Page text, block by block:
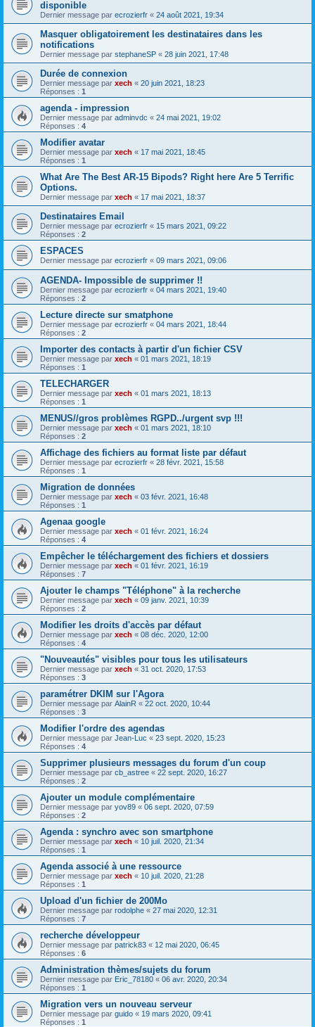
disponible
Dernier message par ecrozierfr « 24 août 2021, 19:34
Masquer obligatoirement les destinataires dans les
notifications
Dernier message par stephaneSP « 28 juin 2021, 17:48
Durée de connexion
Dernier message par xech « 20 juin 2021, 18:23
Réponses : 1
agenda - impression
Dernier message par adminvdc « 24 mai 2021, 19:02
Réponses : 4
Modifier avatar
Dernier message par xech « 17 mai 2021, 18:45
Réponses : 1
What Are The Best AR-15 Bipods? Right here Are 5 Terrific
Options.
Dernier message par xech « 17 mai 2021, 18:37
Destinataires Email
Dernier message par ecrozierfr « 15 mars 2021, 09:22
Réponses : 2
ESPACES
Dernier message par ecrozierfr « 09 mars 2021, 09:06
AGENDA- Impossible de supprimer !!
Dernier message par ecrozierfr « 04 mars 2021, 19:40
Réponses : 2
Lecture directe sur smatphone
Dernier message par ecrozierfr « 04 mars 2021, 18:44
Réponses : 2
Importer des contacts à partir d'un fichier CSV
Dernier message par xech « 01 mars 2021, 18:19
Réponses : 1
TELECHARGER
Dernier message par xech « 01 mars 2021, 18:13
Réponses : 1
MENUS//gros problèmes RGPD../urgent svp !!!
Dernier message par xech « 01 mars 2021, 18:10
Réponses : 2
Affichage des fichiers au format liste par défaut
Dernier message par ecrozierfr « 28 févr. 2021, 15:58
Réponses : 1
Migration de données
Dernier message par xech « 03 févr. 2021, 16:48
Réponses : 1
Agenaa google
Dernier message par xech « 01 févr. 2021, 16:24
Réponses : 4
Empêcher le téléchargement des fichiers et dossiers
Dernier message par xech « 01 févr. 2021, 16:19
Réponses : 7
Ajouter le champs "Téléphone" à la recherche
Dernier message par xech « 09 janv. 2021, 10:39
Réponses : 2
Modifier les droits d'accès par défaut
Dernier message par xech « 08 déc. 2020, 12:00
Réponses : 4
"Nouveautés" visibles pour tous les utilisateurs
Dernier message par xech « 31 oct. 2020, 17:53
Réponses : 3
paramétrer DKIM sur l'Agora
Dernier message par AlainR « 22 oct. 2020, 10:44
Réponses : 3
Modifier l'ordre des agendas
Dernier message par Jean-Luc « 23 sept. 2020, 15:23
Réponses : 4
Supprimer plusieurs messages du forum d'un coup
Dernier message par cb_astree « 22 sept. 2020, 16:27
Réponses : 2
Ajouter un module complémentaire
Dernier message par yov89 « 06 sept. 2020, 07:59
Réponses : 2
Agenda : synchro avec son smartphone
Dernier message par xech « 10 juil. 2020, 21:34
Réponses : 1
Agenda associé à une ressource
Dernier message par xech « 10 juil. 2020, 21:28
Réponses : 1
Upload d'un fichier de 200Mo
Dernier message par rodolphe « 27 mai 2020, 12:31
Réponses : 7
recherche développeur
Dernier message par patrick83 « 12 mai 2020, 06:45
Réponses : 6
Administration thèmes/sujets du forum
Dernier message par Eric_78180 « 06 avr. 2020, 20:34
Réponses : 1
Migration vers un nouveau serveur
Dernier message par guido « 19 mars 2020, 09:41
Réponses : 1